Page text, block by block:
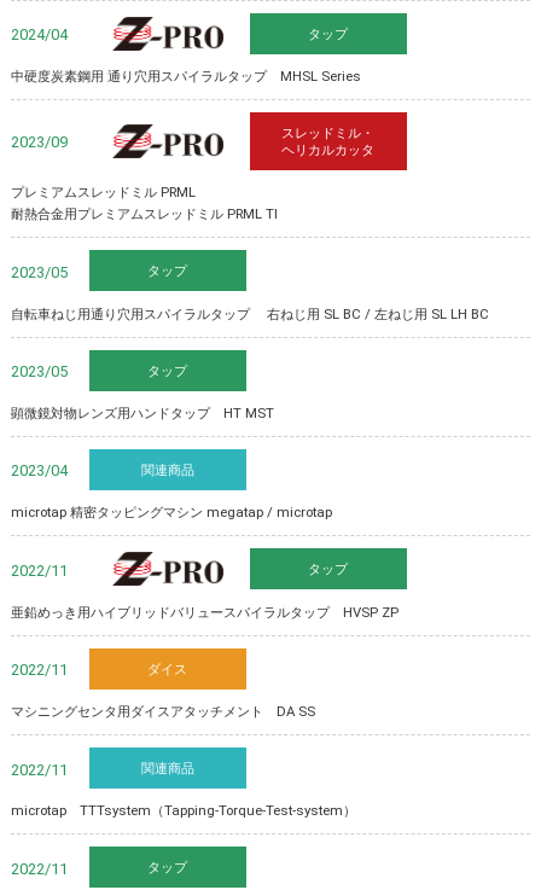
2024/04 タップ
​中硬度炭素鋼用 通り穴用スパイラルタップ MHSL Series
2023/09 Z-PRO
スレッドミル・
ヘリカルカッタ
プレミアムスレッドミル PRML
耐熱合金用プレミアムスレッドミル PRML TI
2023/05 タップ
自転車ねじ用通り穴用スパイラルタップ 右ねじ用 SL BC / 左ねじ用 SL LH BC
2023/05 タップ
顕微鏡対物レンズ用ハンドタップ HT MST
2023/04 関連商品
microtap 精密タッピングマシン megatap / microtap
2022/11 タップ
亜鉛めっき用ハイブリッドバリュースパイラルタップ HVSP ZP
2022/11 ダイス
マシニングセンタ用ダイスアタッチメント DA SS
2022/11 関連商品
microtap TTTsystem（Tapping-Torque-Test-system）
2022/11 タップ